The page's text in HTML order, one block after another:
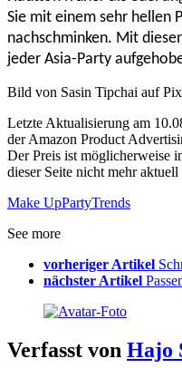
Sie mit einem sehr hellen
nachschminken. Mit
jeder Asia-Party
Bild von Sasin Tipchai auf
Letzte Aktualisierung am
der Amazon Product
Der Preis ist möglicherweise
dieser Seite nicht mehr aktuell
Make UpPartyTrends
See more
vorheriger Artikel
nächster Artikel
Verfasst von Hajo